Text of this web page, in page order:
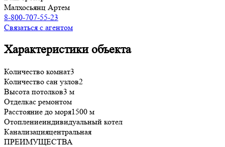
Малхосьянц Артем
8-800-707-55-23
Связаться с агентом
Характеристики объекта
Количество комнат3
Количество сан узлов2
Высота потолков3 м
Отделкас ремонтом
Расстояние до моря1500 м
Отоплениеиндивидуальный котел
Канализацияцентральная
ПРЕИМУЩЕСТВА